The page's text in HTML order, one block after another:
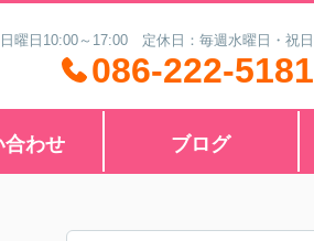
曜日10:00～17:00 定休日：毎週水曜日・祝日
086-222-5181
合わせ ブログ